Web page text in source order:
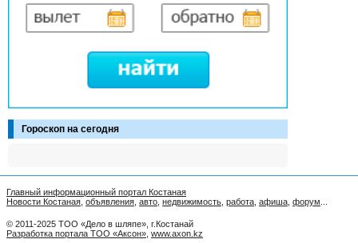
Гороскоп на сегодня
Главный информационный портал Костаная
Новости Костаная объявления авто недвижимость работа афиша форум
© 2011-2025 ТОО «Дело в шляпе», г.Костанай
Разработка портала ТОО «Аксон» www.axon.kz